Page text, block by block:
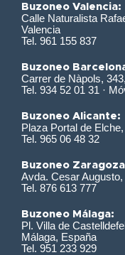
Buzoneo Valencia:
Calle Naturalista
Valencia
Tel. 961 155 837
Buzoneo
Carrer de Nàpols,
Tel. 934 52 01 31 ·
Buzoneo Alicante:
Plaza Portal de
Tel. 965 06 48 32
Buzoneo
Avda. Cesar
Tel. 876 613 777
Buzoneo Málaga:
Pl. Villa de
Málaga, España
Tel. 951 233 929